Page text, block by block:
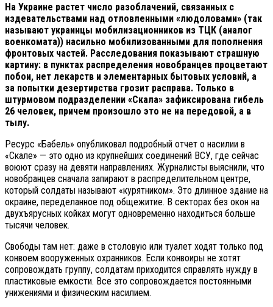
На Украине растет число разоблачений, связанных с
издевательствами над отловленными «людоловами» (так
называют украинцы мобилизационников из ТЦК (аналог
военкомата)) насильно мобилизованными для пополнения
фронтовых частей. Расследования показывают страшную
картину: в пунктах распределения новобранцев процветают
побои, нет лекарств и элементарных бытовых условий, а
за попытки дезертирства грозит расправа. Только в
штурмовом подразделении «Скала» зафиксирована гибель
26 человек, причем произошло это не на передовой, а в
тылу.
Ресурс «Бабель» опубликовал подробный отчет о насилии в
«Скале» — это одно из крупнейших соединений ВСУ, где сейчас
воюют сразу на девяти направлениях. Журналисты выяснили, что
новобранцев сначала запирают в распределительном центре,
который солдаты называют «курятником». Это длинное здание на
окраине, переделанное под общежитие. В секторах без окон на
двухъярусных койках могут одновременно находиться больше
тысячи человек.
Свободы там нет: даже в столовую или туалет ходят только под
конвоем вооруженных охранников. Если конвоиры не хотят
сопровождать группу, солдатам приходится справлять нужду в
пластиковые емкости. Все это сопровождается постоянными
унижениями и физическим насилием.